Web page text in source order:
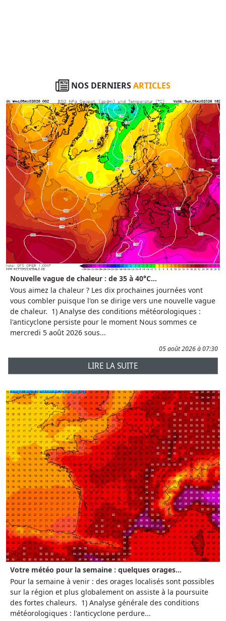
NOS DERNIERSARTICLES
Nouvelle vague de chaleur : de 35 à 40°C...
Vous aimez la chaleur ? Les dix prochaines journées vont
vous combler puisque l'on se dirige vers une nouvelle vague
de chaleur. 1) Analyse des conditions météorologiques :
l'anticyclone persiste pour le moment Nous sommes ce
mercredi 5 août 2026 sous...
05 août 2026 à 07:30
LIRE LA SUITE
Votre météo pour la semaine : quelques orages...
Pour la semaine à venir : des orages localisés sont possibles
sur la région et plus globalement on assiste à la poursuite
des fortes chaleurs. 1) Analyse générale des conditions
météorologiques : l'anticyclone perdure...